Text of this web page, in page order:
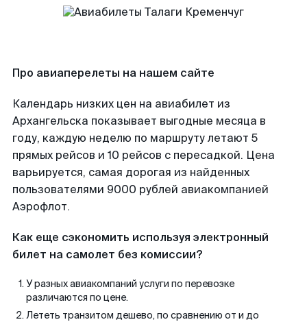
Про авиаперелеты на нашем сайте
Календарь низких цен на авиабилет из
Архангельска показывает выгодные месяца в
году, каждую неделю по маршруту летают 5
прямых рейсов и 10 рейсов с пересадкой. Цена
варьируется, самая дорогая из найденных
пользователями 9000 рублей авиакомпанией
Аэрофлот.
Как еще сэкономить используя электронный
билет на самолет без комиссии?
У разных авиакомпаний услуги по перевозке
различаются по цене.
Лететь транзитом дешево, по сравнению от и до